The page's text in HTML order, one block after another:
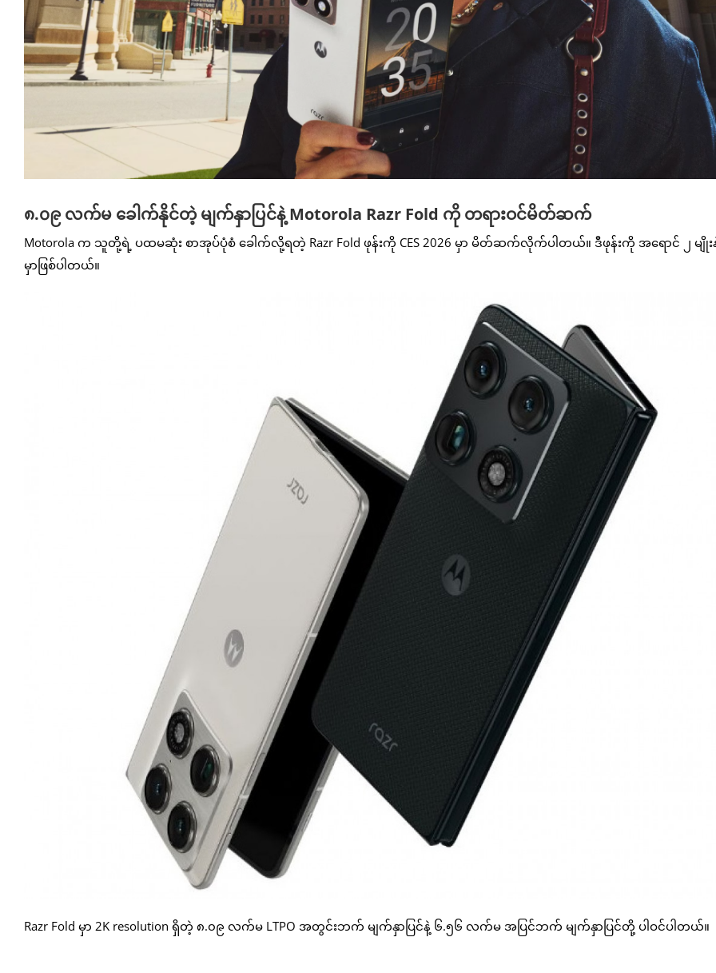
၈.၀၉ လက်မ ခေါက်နိုင်တဲ့ မျက်နှာပြင်နဲ့ Motorola Razr Fold ကို တရားဝင်မိတ်ဆက်
Motorola က သူတို့ရဲ့ ပထမဆုံး စာအုပ်ပုံစံ ခေါက်လို့ရတဲ့ Razr Fold ဖုန်းကို CES 2026 မှာ မိတ်ဆက်လိုက်ပါတယ်။ ဒီဖုန်းကို အရောင် ၂ မျိုး
မှာဖြစ်ပါတယ်။
Razr Fold မှာ 2K resolution ရှိတဲ့ ၈.၀၉ လက်မ LTPO အတွင်းဘက် မျက်နှာပြင်နဲ့ ၆.၅၆ လက်မ အပြင်ဘက် မျက်နှာပြင်တို့ ပါဝင်ပါတယ်။